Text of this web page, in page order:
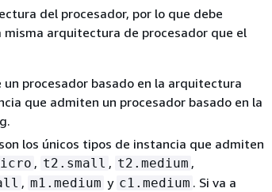
del procesador, por lo que debe
arquitectura de procesador que el
procesador basado en la arquitectura
que admiten un procesador basado en la
los únicos tipos de instancia que admiten
, t2.small , t2.medium ,
, m1.medium y c1.medium . Si va a